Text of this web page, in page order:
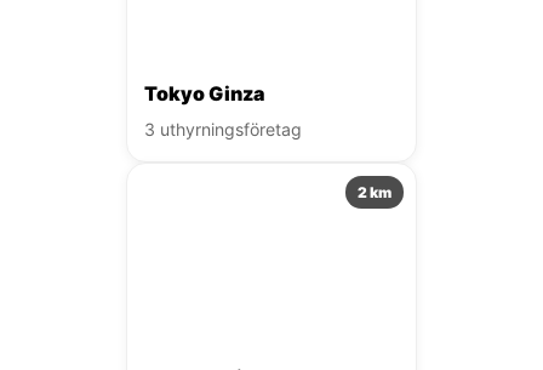
Tokyo Ginza
3 uthyrningsföretag
2 km